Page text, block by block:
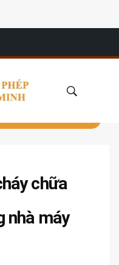
chữa
nhà máy